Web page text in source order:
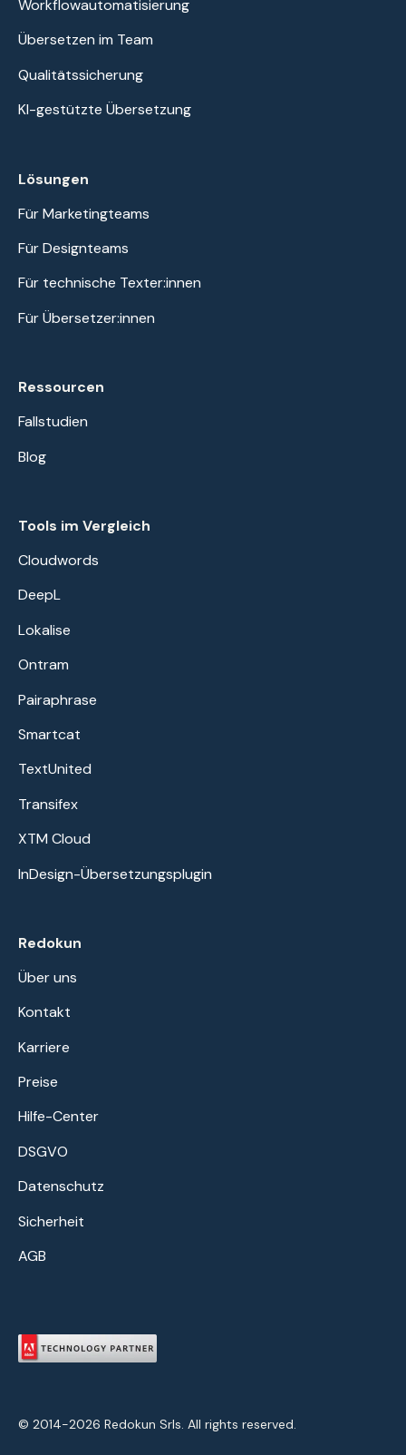
Workflowautomatisierung
Übersetzen im Team
Qualitätssicherung
KI-gestützte Übersetzung
Lösungen
Für Marketingteams
Für Designteams
Für technische Texter:innen
Für Übersetzer:innen
Ressourcen
Fallstudien
Blog
Tools im Vergleich
Cloudwords
DeepL
Lokalise
Ontram
Pairaphrase
Smartcat
TextUnited
Transifex
XTM Cloud
InDesign-Übersetzungsplugin
Redokun
Über uns
Kontakt
Karriere
Preise
Hilfe-Center
DSGVO
Datenschutz
Sicherheit
AGB
© 2014-2026 Redokun Srls. All rights reserved.